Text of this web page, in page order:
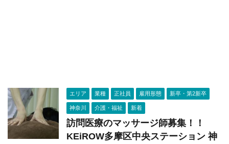
エリア 業種 正社員 雇用形態 新卒・第2新卒
神奈川 介護・福祉 新着
訪問医療のマッサージ師募集！！
KEiROW多摩区中央ステーション 神